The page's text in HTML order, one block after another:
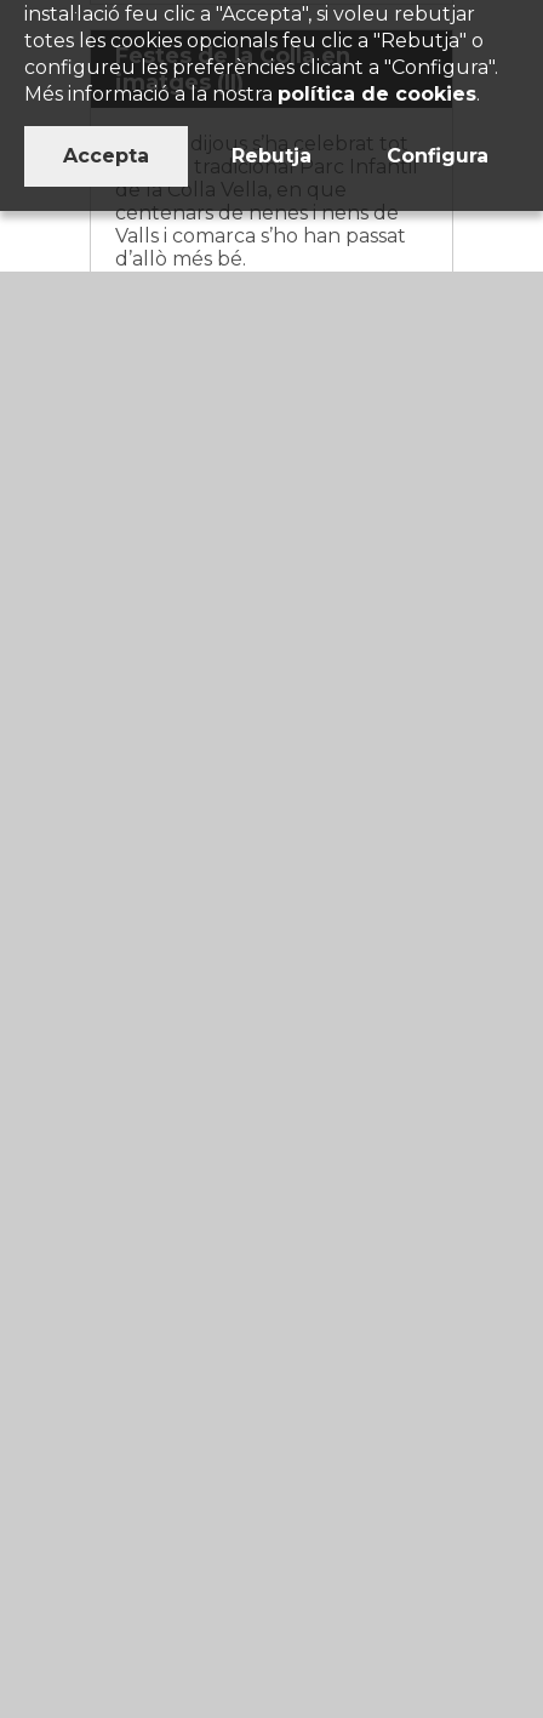
Festes de la Colla en
imatges (II)
Aquest dijous s’ha celebrat tot
el dia el tradicional Parc Infantil
de la Colla Vella, en que
centenars de nenes i nens de
Valls i comarca s’ho han passat
d’allò més bé.
instal·lació feu clic a "Accepta", si voleu rebutjar
totes les cookies opcionals feu clic a "Rebutja" o
configureu les preferències clicant a "Configura".
Més informació a la nostra política de cookies.
Accepta Rebutja Configura